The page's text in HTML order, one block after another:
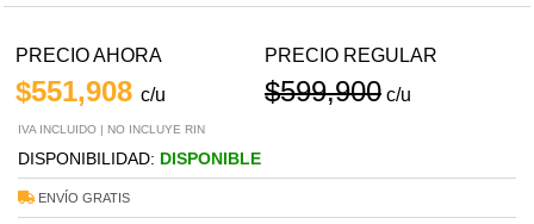
PRECIO AHORA
$551,908 c/u
PRECIO REGULAR
$599,900 c/u
IVA INCLUIDO | NO INCLUYE RIN
DISPONIBILIDAD: DISPONIBLE
ENVÍO GRATIS